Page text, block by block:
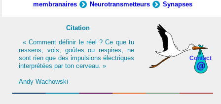
membranaires
Neurotransmetteurs Synapses
Contact
Citation
« Comment définir le réel ? Ce que tu
ressens, vois, goûtes ou respires, ne
sont rien que des impulsions électriques
interprétées par ton cerveau. »
Andy Wachowski